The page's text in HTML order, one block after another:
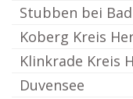
Stubben bei
Koberg Kreis
Klinkrade Kreis
Duvensee